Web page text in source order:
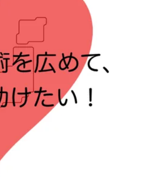
書籍・雑誌出版
チャレンジ
CAMPFIRE for Social Good